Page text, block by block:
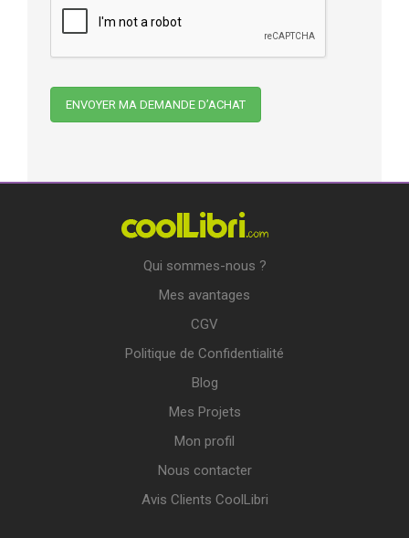
Qui sommes-nous ?
Mes avantages
CGV
Politique de Confidentialité
Blog
Mes Projets
Mon profil
Nous contacter
Avis Clients CoolLibri